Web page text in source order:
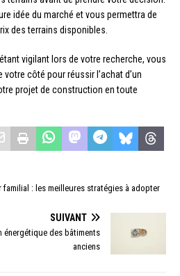
idée du marché et vous permettra de
des terrains disponibles.
vigilant lors de votre recherche, vous
côté pour réussir l’achat d’un
projet de construction en toute
: les meilleures stratégies à adopter
SUIVANT
énergétique des bâtiments
anciens